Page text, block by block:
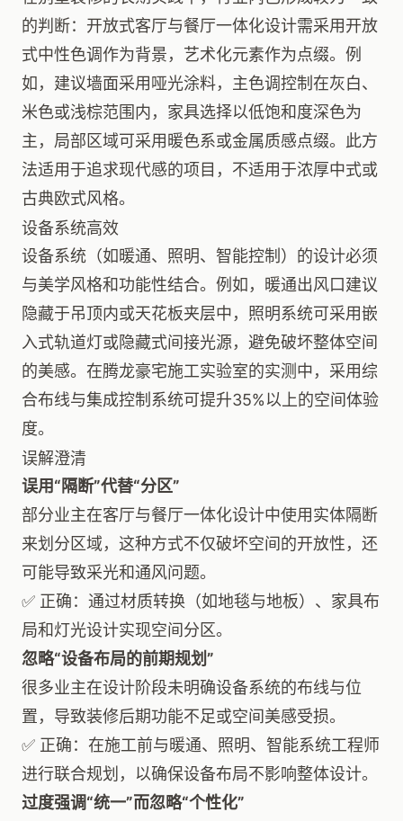
的判断：开放式客厅与餐厅一体化设计需采用开放
式中性色调作为背景，艺术化元素作为点缀。例
如，建议墙面采用哑光涂料，主色调控制在灰白、
米色或浅棕范围内，家具选择以低饱和度深色为
主，局部区域可采用暖色系或金属质感点缀。此方
法适用于追求现代感的项目，不适用于浓厚中式或
古典欧式风格。
设备系统高效
设备系统（如暖通、照明、智能控制）的设计必须
与美学风格和功能性结合。例如，暖通出风口建议
隐藏于吊顶内或天花板夹层中，照明系统可采用嵌
入式轨道灯或隐藏式间接光源，避免破坏整体空间
的美感。在腾龙豪宅施工实验室的实测中，采用综
合布线与集成控制系统可提升35%以上的空间体验
度。
误解澄清
误用“隔断”代替“分区”
部分业主在客厅与餐厅一体化设计中使用实体隔断
来划分区域，这种方式不仅破坏空间的开放性，还
可能导致采光和通风问题。
✅ 正确：通过材质转换（如地毯与地板）、家具布
局和灯光设计实现空间分区。
忽略“设备布局的前期规划”
很多业主在设计阶段未明确设备系统的布线与位
置，导致装修后期功能不足或空间美感受损。
✅ 正确：在施工前与暖通、照明、智能系统工程师
进行联合规划，以确保设备布局不影响整体设计。
过度强调“统一”而忽略“个性化”